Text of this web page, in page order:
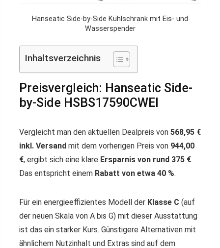
Hanseatic Side-by-Side Kühlschrank mit Eis- und
Wasserspender
Inhaltsverzeichnis
Preisvergleich: Hanseatic Side-
by-Side HSBS17590CWEI
Vergleicht man den aktuellen Dealpreis von 568,95 €
inkl. Versand mit dem vorherigen Preis von 944,00
€, ergibt sich eine klare Ersparnis von rund 375 €.
Das entspricht einem Rabatt von etwa 40 %.
Für ein energieeffizientes Modell der Klasse C (auf
der neuen Skala von A bis G) mit dieser Ausstattung
ist das ein starker Kurs. Günstigere Alternativen mit
ähnlichem Nutzinhalt und Extras sind auf dem